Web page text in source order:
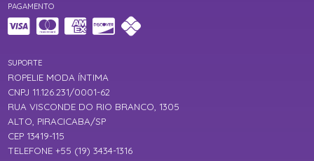
PAGAMENTO
SUPORTE
ROPELIE MODA ÍNTIMA
CNPJ 11.126.231/0001-62
RUA VISCONDE DO RIO BRANCO, 1305
ALTO, PIRACICABA/SP
CEP 13419-115
TELEFONE +55 (19) 3434-1316